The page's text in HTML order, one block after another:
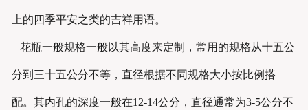
上的四季平安之类的吉祥用语。
花瓶一般规格一般以其高度来定制，常用的规格从十五公
分到三十五公分不等，直径根据不同规格大小按比例搭
配。其内孔的深度一般在12-14公分，直径通常为3-5公分不